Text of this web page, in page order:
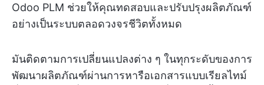
Odoo PLM ช่วยให้คุณทดสอบและปรับปรุงผลิตภัณฑ์
อย่างเป็นระบบตลอดวงจรชีวิตทั้งหมด
มันติดตามการเปลี่ยนแปลงต่าง ๆ ในทุกระดับของการ
พัฒนาผลิตภัณฑ์ผ่านการหารือเอกสารแบบเรียลไทม์